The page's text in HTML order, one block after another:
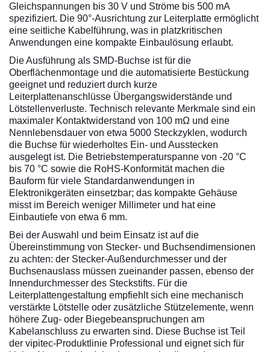
Gleichspannungen bis 30 V und Ströme bis 500 mA
spezifiziert. Die 90°-Ausrichtung zur Leiterplatte ermöglicht
eine seitliche Kabelführung, was in platzkritischen
Anwendungen eine kompakte Einbaulösung erlaubt.
Die Ausführung als SMD-Buchse ist für die
Oberflächenmontage und die automatisierte Bestückung
geeignet und reduziert durch kurze
Leiterplattenanschlüsse Übergangswiderstände und
Lötstellenverluste. Technisch relevante Merkmale sind ein
maximaler Kontaktwiderstand von 100 mΩ und eine
Nennlebensdauer von etwa 5000 Steckzyklen, wodurch
die Buchse für wiederholtes Ein- und Ausstecken
ausgelegt ist. Die Betriebstemperaturspanne von -20 °C
bis 70 °C sowie die RoHS-Konformität machen die
Bauform für viele Standardanwendungen in
Elektronikgeräten einsetzbar; das kompakte Gehäuse
misst im Bereich weniger Millimeter und hat eine
Einbautiefe von etwa 6 mm.
Bei der Auswahl und beim Einsatz ist auf die
Übereinstimmung von Stecker- und Buchsendimensionen
zu achten: der Stecker-Außendurchmesser und der
Buchsenauslass müssen zueinander passen, ebenso der
Innendurchmesser des Steckstifts. Für die
Leiterplattengestaltung empfiehlt sich eine mechanisch
verstärkte Lötstelle oder zusätzliche Stützelemente, wenn
höhere Zug- oder Biegebeanspruchungen am
Kabelanschluss zu erwarten sind. Diese Buchse ist Teil
der vipitec-Produktlinie Professional und eignet sich für